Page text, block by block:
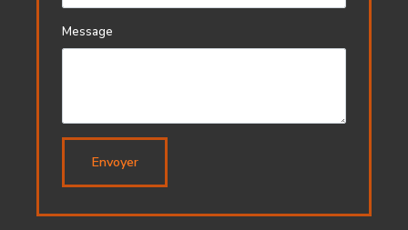
Message
Envoyer